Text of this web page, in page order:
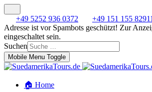
+49 5252 936 0372 +49 151 155 82911
Adresse ist vor Spambots geschützt! Zur
eingeschaltet sein.
Suchen
Mobile Menu Toggle
🏠 Home